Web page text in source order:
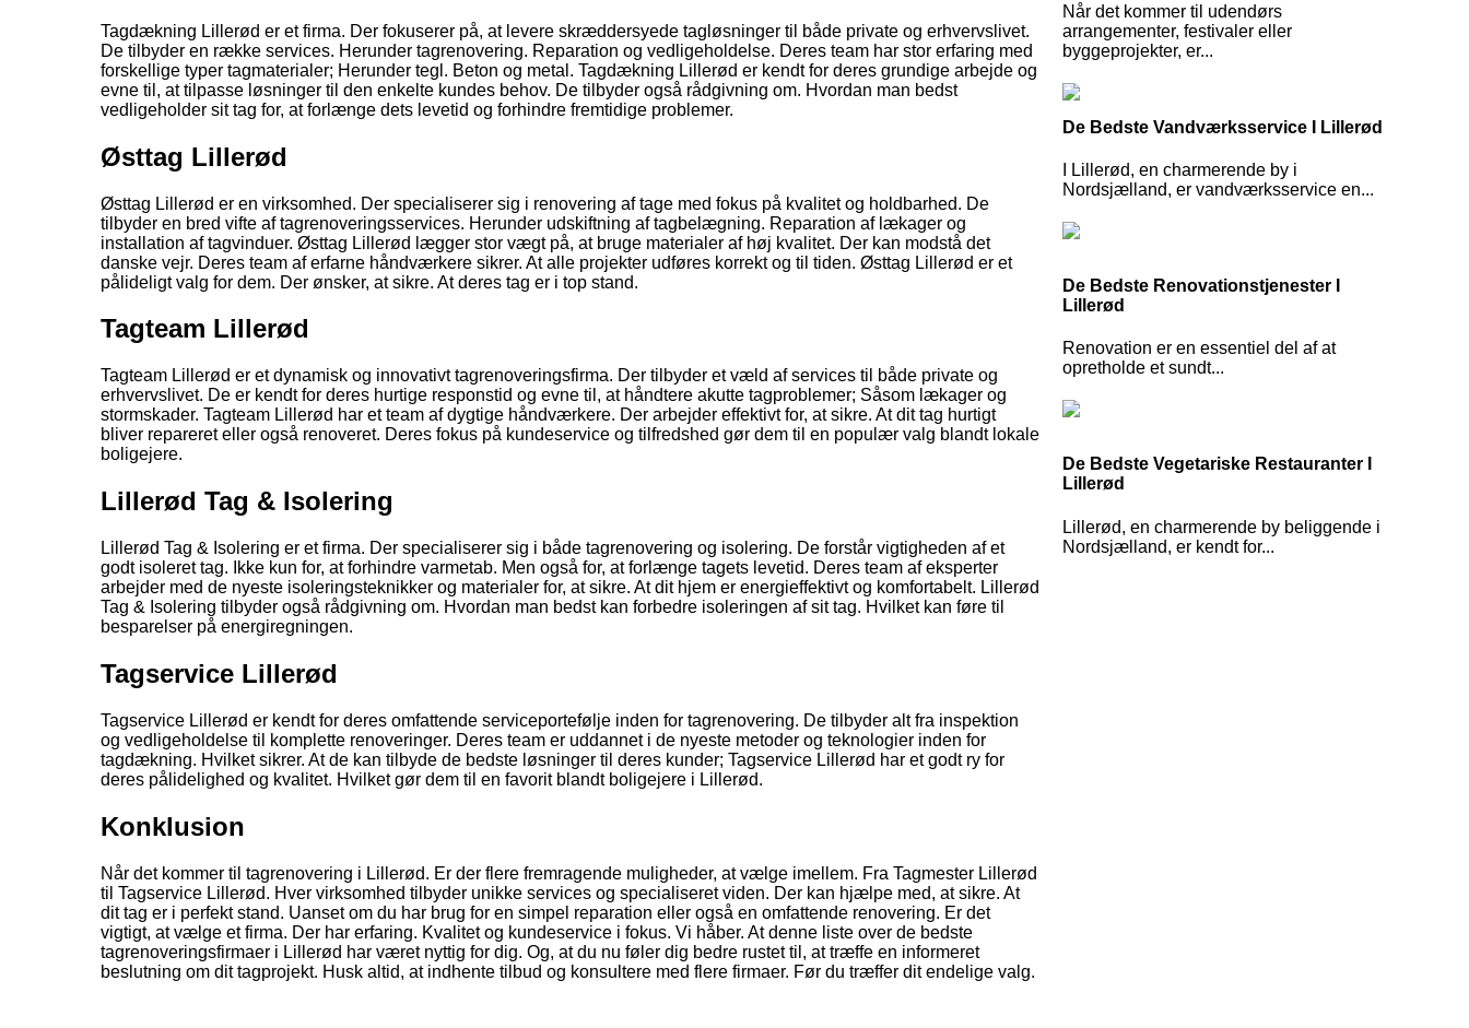
Tagdækning Lillerød er et firma. Der fokuserer på, at levere skræddersyede tagløsninger til både private og erhvervslivet.
De tilbyder en række services. Herunder tagrenovering. Reparation og vedligeholdelse. Deres team har stor erfaring med
forskellige typer tagmaterialer; Herunder tegl. Beton og metal. Tagdækning Lillerød er kendt for deres grundige arbejde og
evne til, at tilpasse løsninger til den enkelte kundes behov. De tilbyder også rådgivning om. Hvordan man bedst
vedligeholder sit tag for, at forlænge dets levetid og forhindre fremtidige problemer.
Østtag Lillerød
Østtag Lillerød er en virksomhed. Der specialiserer sig i renovering af tage med fokus på kvalitet og holdbarhed. De
tilbyder en bred vifte af tagrenoveringsservices. Herunder udskiftning af tagbelægning. Reparation af lækager og
installation af tagvinduer. Østtag Lillerød lægger stor vægt på, at bruge materialer af høj kvalitet. Der kan modstå det
danske vejr. Deres team af erfarne håndværkere sikrer. At alle projekter udføres korrekt og til tiden. Østtag Lillerød er et
pålideligt valg for dem. Der ønsker, at sikre. At deres tag er i top stand.
Tagteam Lillerød
Tagteam Lillerød er et dynamisk og innovativt tagrenoveringsfirma. Der tilbyder et væld af services til både private og
erhvervslivet. De er kendt for deres hurtige responstid og evne til, at håndtere akutte tagproblemer; Såsom lækager og
stormskader. Tagteam Lillerød har et team af dygtige håndværkere. Der arbejder effektivt for, at sikre. At dit tag hurtigt
bliver repareret eller også renoveret. Deres fokus på kundeservice og tilfredshed gør dem til en populær valg blandt lokale
boligejere.
Lillerød Tag & Isolering
Lillerød Tag & Isolering er et firma. Der specialiserer sig i både tagrenovering og isolering. De forstår vigtigheden af et
godt isoleret tag. Ikke kun for, at forhindre varmetab. Men også for, at forlænge tagets levetid. Deres team af eksperter
arbejder med de nyeste isoleringsteknikker og materialer for, at sikre. At dit hjem er energieffektivt og komfortabelt. Lillerød
Tag & Isolering tilbyder også rådgivning om. Hvordan man bedst kan forbedre isoleringen af sit tag. Hvilket kan føre til
besparelser på energiregningen.
Tagservice Lillerød
Tagservice Lillerød er kendt for deres omfattende serviceportefølje inden for tagrenovering. De tilbyder alt fra inspektion
og vedligeholdelse til komplette renoveringer. Deres team er uddannet i de nyeste metoder og teknologier inden for
tagdækning. Hvilket sikrer. At de kan tilbyde de bedste løsninger til deres kunder; Tagservice Lillerød har et godt ry for
deres pålidelighed og kvalitet. Hvilket gør dem til en favorit blandt boligejere i Lillerød.
Konklusion
Når det kommer til tagrenovering i Lillerød. Er der flere fremragende muligheder, at vælge imellem. Fra Tagmester Lillerød
til Tagservice Lillerød. Hver virksomhed tilbyder unikke services og specialiseret viden. Der kan hjælpe med, at sikre. At
dit tag er i perfekt stand. Uanset om du har brug for en simpel reparation eller også en omfattende renovering. Er det
vigtigt, at vælge et firma. Der har erfaring. Kvalitet og kundeservice i fokus. Vi håber. At denne liste over de bedste
tagrenoveringsfirmaer i Lillerød har været nyttig for dig. Og, at du nu føler dig bedre rustet til, at træffe en informeret
beslutning om dit tagprojekt. Husk altid, at indhente tilbud og konsultere med flere firmaer. Før du træffer dit endelige valg.
Når det kommer til udendørs
arrangementer, festivaler eller
byggeprojekter, er...
De Bedste Vandværksservice I Lillerød
I Lillerød, en charmerende by i
Nordsjælland, er vandværksservice en...
De Bedste Renovationstjenester I
Lillerød
Renovation er en essentiel del af at
opretholde et sundt...
De Bedste Vegetariske Restauranter I
Lillerød
Lillerød, en charmerende by beliggende i
Nordsjælland, er kendt for...